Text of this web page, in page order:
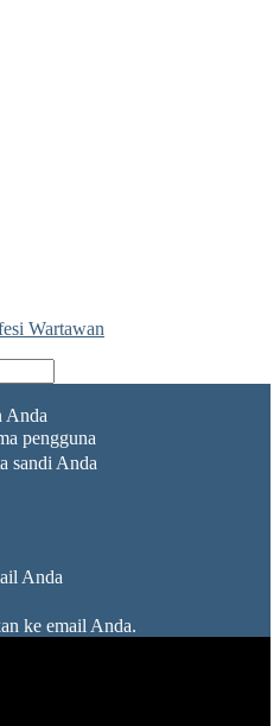
Wartawan
Anda
pengguna
sandi Anda
Anda
ke email Anda.